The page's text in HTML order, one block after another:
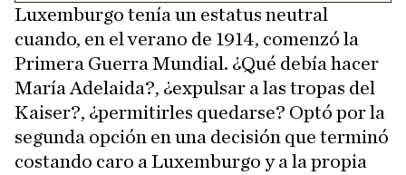
Luxemburgo tenía un estatus neutral
cuando, en el verano de 1914, comenzó la
Primera Guerra Mundial. ¿Qué debía hacer
María Adelaida?, ¿expulsar a las tropas del
Kaiser?, ¿permitirles quedarse? Optó por la
segunda opción en una decisión que terminó
costando caro a Luxemburgo y a la propia